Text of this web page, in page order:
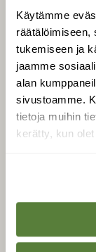
Käytämme
räätälöimiseen,
tukemiseen ja
jaamme
alan
sivustoamme.
tietoja muihin
kerätty, kun